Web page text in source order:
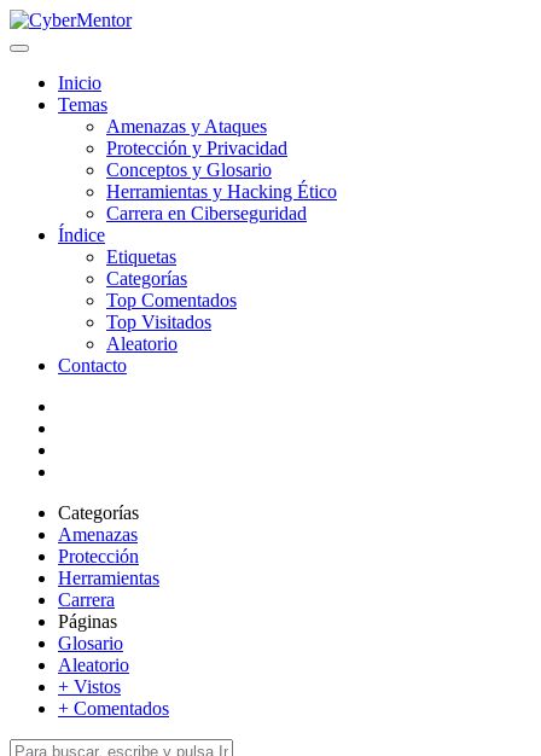
Inicio
Temas
Amenazas y Ataques
Protección y Privacidad
Conceptos y Glosario
Herramientas y Hacking Ético
Carrera en Ciberseguridad
Índice
Etiquetas
Categorías
Top Comentados
Top Visitados
Aleatorio
Contacto
Categorías
Amenazas
Protección
Herramientas
Carrera
Páginas
Glosario
Aleatorio
+ Vistos
+ Comentados